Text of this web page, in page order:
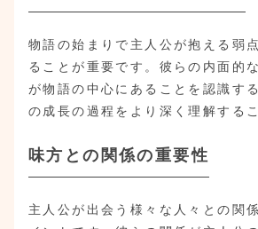
物語の始まりで主人公が抱える弱
ることが重要です。彼らの内面的
が物語の中心にあることを認識す
の成長の過程をより深く理解する
味方との関係の重要性
主人公が出会う様々な人々との関